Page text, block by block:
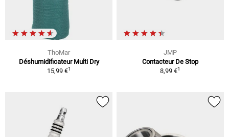
ThoMar
Déshumidificateur Multi Dry
15,99 €1
JMP
Contacteur De Stop
8,99 €1